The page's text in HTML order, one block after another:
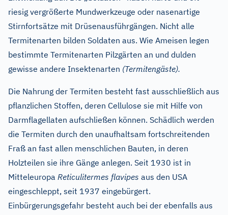
riesig vergrößerte Mundwerkzeuge oder nasenartige
Stirnfortsätze mit Drüsenausführgängen. Nicht alle
Termitenarten bilden Soldaten aus. Wie Ameisen legen
bestimmte Termitenarten Pilzgärten an und dulden
gewisse andere Insektenarten (Termitengäste).
Die Nahrung der Termiten besteht fast ausschließlich aus
pflanzlichen Stoffen, deren Cellulose sie mit Hilfe von
Darmflagellaten aufschließen können. Schädlich werden
die Termiten durch den unaufhaltsam fortschreitenden
Fraß an fast allen menschlichen Bauten, in deren
Holzteilen sie ihre Gänge anlegen. Seit 1930 ist in
Mitteleuropa Reticulitermes flavipes aus den USA
eingeschleppt, seit 1937 eingebürgert.
Einbürgerungsgefahr besteht auch bei der ebenfalls aus